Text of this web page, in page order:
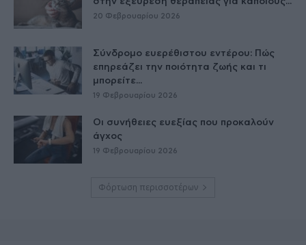
20 Φεβρουαρίου 2026
Σύνδρομο ευερέθιστου εντέρου: Πώς
επηρεάζει την ποιότητα ζωής και τι
μπορείτε...
19 Φεβρουαρίου 2026
Οι συνήθειες ευεξίας που προκαλούν
άγχος
19 Φεβρουαρίου 2026
Φόρτωση περισσοτέρων